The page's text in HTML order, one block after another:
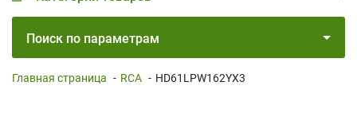
Поиск по параметрам
Главная страница - RCA - HD61LPW162YX3